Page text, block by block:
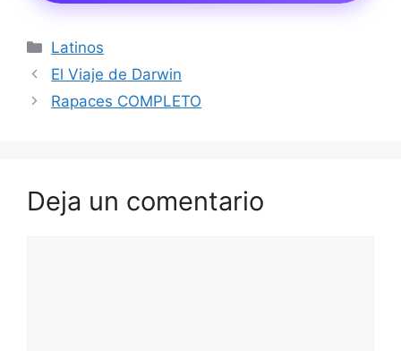
Categorías
Latinos
El Viaje de Darwin
Rapaces COMPLETO
Deja un comentario